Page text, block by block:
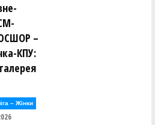
–
КПУ:
– Жiнки